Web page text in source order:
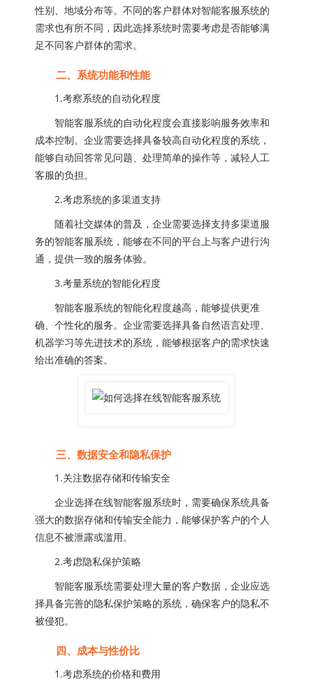
性别、地域分布等。不同的客户群体对智能客服系统的
需求也有所不同，因此选择系统时需要考虑是否能够满
足不同客户群体的需求。
二、系统功能和性能
1.考察系统的自动化程度
智能客服系统的自动化程度会直接影响服务效率和
成本控制。企业需要选择具备较高自动化程度的系统，
能够自动回答常见问题、处理简单的操作等，减轻人工
客服的负担。
2.考虑系统的多渠道支持
随着社交媒体的普及，企业需要选择支持多渠道服
务的智能客服系统，能够在不同的平台上与客户进行沟
通，提供一致的服务体验。
3.考量系统的智能化程度
智能客服系统的智能化程度越高，能够提供更准
确、个性化的服务。企业需要选择具备自然语言处理、
机器学习等先进技术的系统，能够根据客户的需求快速
给出准确的答案。
三、数据安全和隐私保护
1.关注数据存储和传输安全
企业选择在线智能客服系统时，需要确保系统具备
强大的数据存储和传输安全能力，能够保护客户的个人
信息不被泄露或滥用。
2.考虑隐私保护策略
智能客服系统需要处理大量的客户数据，企业应选
择具备完善的隐私保护策略的系统，确保客户的隐私不
被侵犯。
四、成本与性价比
1.考虑系统的价格和费用